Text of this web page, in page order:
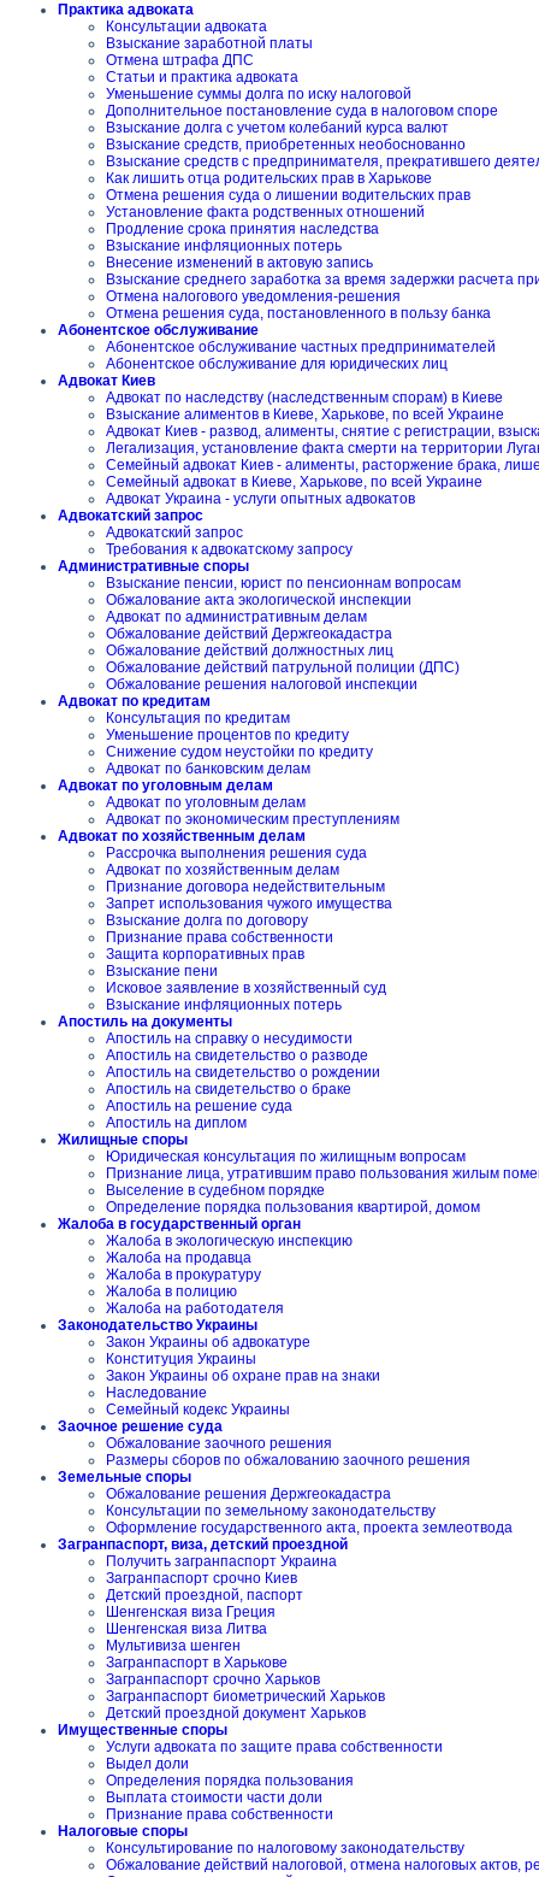
Практика адвоката
Консультации адвоката
Взыскание заработной платы
Отмена штрафа ДПС
Статьи и практика адвоката
Уменьшение суммы долга по иску налоговой
Дополнительное постановление суда в налоговом споре
Взыскание долга с учетом колебаний курса валют
Взыскание средств, приобретенных необоснованно
Взыскание средств с предпринимателя, прекратившего
Как лишить отца родительских прав в Харькове
Отмена решения суда о лишении водительских прав
Установление факта родственных отношений
Продление срока принятия наследства
Взыскание инфляционных потерь
Внесение изменений в актовую запись
Взыскание среднего заработка за время задержки расчета
Отмена налогового уведомления-решения
Отмена решения суда, постановленного в пользу банка
Абонентское обслуживание
Абонентское обслуживание частных предпринимателей
Абонентское обслуживание для юридических лиц
Адвокат Киев
Адвокат по наследству (наследственным спорам) в Киеве
Взыскание алиментов в Киеве, Харькове, по всей Украине
Адвокат Киев - развод, алименты, снятие с регистрации,
Легализация, установление факта смерти на территории
Семейный адвокат Киев - алименты, расторжение брака,
Семейный адвокат в Киеве, Харькове, по всей Украине
Адвокат Украина - услуги опытных адвокатов
Адвокатский запрос
Адвокатский запрос
Требования к адвокатскому запросу
Административные споры
Взыскание пенсии, юрист по пенсионнам вопросам
Обжалование акта экологической инспекции
Адвокат по административным делам
Обжалование действий Держгеокадастра
Обжалование действий должностных лиц
Обжалование действий патрульной полиции (ДПС)
Обжалование решения налоговой инспекции
Адвокат по кредитам
Консультация по кредитам
Уменьшение процентов по кредиту
Снижение судом неустойки по кредиту
Адвокат по банковским делам
Адвокат по уголовным делам
Адвокат по уголовным делам
Адвокат по экономическим преступлениям
Адвокат по хозяйственным делам
Рассрочка выполнения решения суда
Адвокат по хозяйственным делам
Признание договора недействительным
Запрет использования чужого имущества
Взыскание долга по договору
Признание права собственности
Защита корпоративных прав
Взыскание пени
Исковое заявление в хозяйственный суд
Взыскание инфляционных потерь
Апостиль на документы
Апостиль на справку о несудимости
Апостиль на свидетельство о разводе
Апостиль на свидетельство о рождении
Апостиль на свидетельство о браке
Апостиль на решение суда
Апостиль на диплом
Жилищные споры
Юридическая консультация по жилищным вопросам
Признание лица, утратившим право пользования жилым
Выселение в судебном порядке
Определение порядка пользования квартирой, домом
Жалоба в государственный орган
Жалоба в экологическую инспекцию
Жалоба на продавца
Жалоба в прокуратуру
Жалоба в полицию
Жалоба на работодателя
Законодательство Украины
Закон Украины об адвокатуре
Конституция Украины
Закон Украины об охране прав на знаки
Наследование
Семейный кодекс Украины
Заочное решение суда
Обжалование заочного решения
Размеры сборов по обжалованию заочного решения
Земельные споры
Обжалование решения Держгеокадастра
Консультации по земельному законодательству
Оформление государственного акта, проекта землеотвода
Загранпаспорт, виза, детский проездной
Получить загранпаспорт Украина
Загранпаспорт срочно Киев
Детский проездной, паспорт
Шенгенская виза Греция
Шенгенская виза Литва
Мультивиза шенген
Загранпаспорт в Харькове
Загранпаспорт срочно Харьков
Загранпаспорт биометрический Харьков
Детский проездной документ Харьков
Имущественные споры
Услуги адвоката по защите права собственности
Выдел доли
Определения порядка пользования
Выплата стоимости части доли
Признание права собственности
Налоговые споры
Консультирование по налоговому законодательству
Обжалование действий налоговой, отмена налоговых актов,